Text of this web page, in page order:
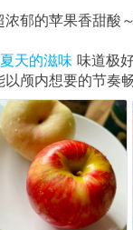
浓郁的苹果香甜酸
天的滋味 味道极
以颅内想要的节奏